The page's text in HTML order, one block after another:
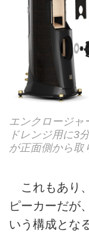
エンクロージャ
ドレンジ用に3
が正面側から取
これもあり
ピーカーだが
いう構成とな